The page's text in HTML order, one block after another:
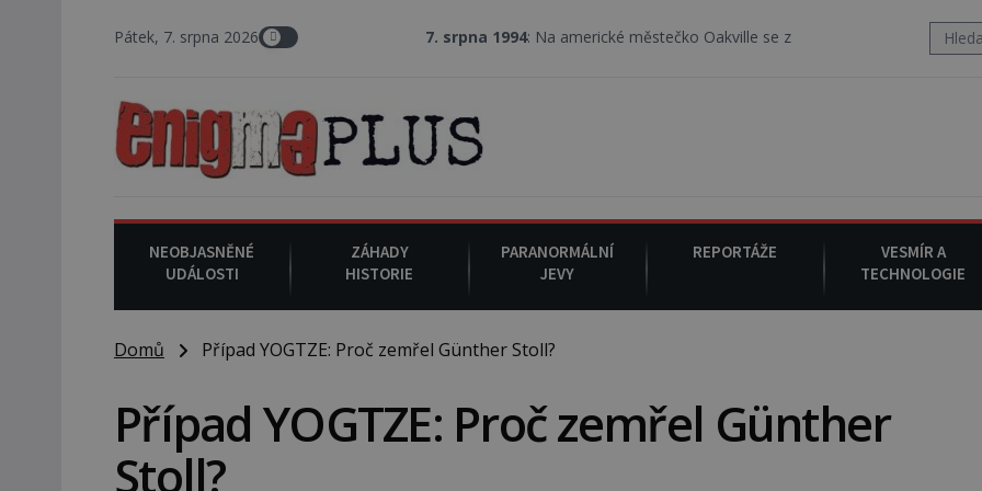
Pátek, 7. srpna 2026 7. srpna 1994 : Na americké městečko Oakville se z nebe snáší podivná rosolovitá látka
NEOBJASNĚNÉ
UDÁLOSTI
ZÁHADY
HISTORIE
PARANORMÁLNÍ
JEVY
REPORTÁŽE
VESMÍR A
TECHNOLOGIE
Domů Případ YOGTZE: Proč zemřel Günther Stoll?
Případ YOGTZE: Proč zemřel Günther
Stoll?